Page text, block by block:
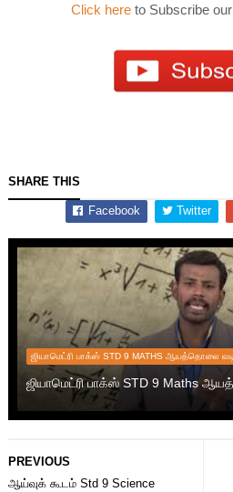
Click here to Subscribe
SHARE THIS
Facebook Twitter
ஜியாமெட்ரி பாக்ஸ் STD 9 MATHS ஆயத்தொலை
ஜியாமெட்ரி பாக்ஸ் STD 9 Maths
PREVIOUS
ஆய்வுக் கூடம் Std 9 Science